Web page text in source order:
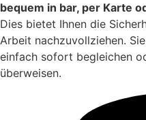
bequem in bar, per Karte
Dies bietet Ihnen die
Arbeit nachzuvollziehen.
einfach sofort begleichen
überweisen.